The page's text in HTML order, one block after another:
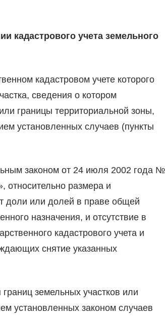
кадастрового учета земельного
кадастровом учете которого
сведения о котором
границы территориальной зоны,
установленных случаев (пункты
законом от 24 июля 2002 года №
относительно размера и
доли или долей в праве общей
назначения, и отсутствие в
кадастрового учета и
снятие указанных
земельных участков или
установленных законом случаев